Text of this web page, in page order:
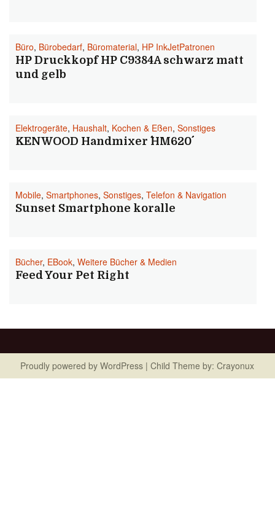
Büro, Bürobedarf, Büromaterial, HP InkJetPatronen
HP Druckkopf HP C9384A schwarz matt
und gelb
Elektrogeräte, Haushalt, Kochen & Eßen, Sonstiges
KENWOOD Handmixer ´´HM620´´
Mobile, Smartphones, Sonstiges, Telefon & Navigation
Sunset Smartphone koralle
Bücher, EBook, Weitere Bücher & Medien
Feed Your Pet Right
Proudly powered by WordPress | Child Theme by: Crayonux